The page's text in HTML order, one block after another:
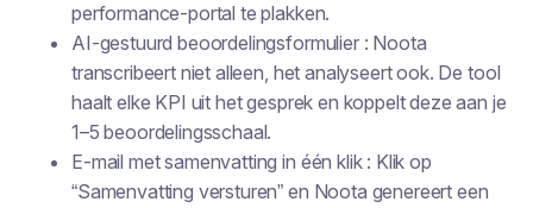
performance-portal te plakken.
AI-gestuurd beoordelingsformulier : Noota
transcribeert niet alleen, het analyseert ook. De tool
haalt elke KPI uit het gesprek en koppelt deze aan je
1–5 beoordelingsschaal.
E-mail met samenvatting in één klik : Klik op
“Samenvatting versturen” en Noota genereert een